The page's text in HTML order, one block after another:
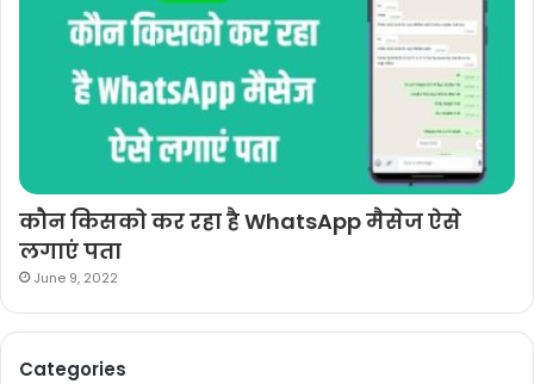
कौन किसको कर रहा है WhatsApp मैसेज ऐसे
लगाएं पता
June 9, 2022
Categories